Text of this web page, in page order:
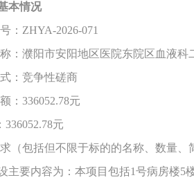
本情况
： ZHYA-2026-071
： 濮阳市安阳地区医院东院区血液科
：竞争性磋商
： 336052.78元
336052.78元
（包括但不限于标的的名称、数量、
主要内容为： 本项目包括1号病房楼5